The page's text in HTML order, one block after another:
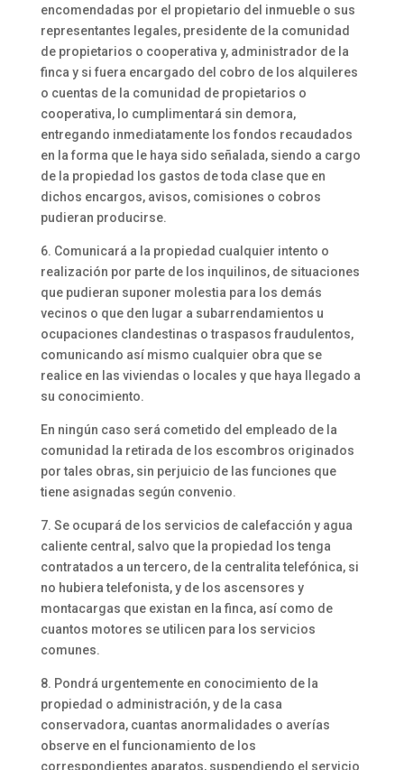
encomendadas por el propietario del inmueble o sus
representantes legales, presidente de la comunidad
de propietarios o cooperativa y, administrador de la
finca y si fuera encargado del cobro de los alquileres
o cuentas de la comunidad de propietarios o
cooperativa, lo cumplimentará sin demora,
entregando inmediatamente los fondos recaudados
en la forma que le haya sido señalada, siendo a cargo
de la propiedad los gastos de toda clase que en
dichos encargos, avisos, comisiones o cobros
pudieran producirse.
6. Comunicará a la propiedad cualquier intento o
realización por parte de los inquilinos, de situaciones
que pudieran suponer molestia para los demás
vecinos o que den lugar a subarrendamientos u
ocupaciones clandestinas o traspasos fraudulentos,
comunicando así mismo cualquier obra que se
realice en las viviendas o locales y que haya llegado a
su conocimiento.
En ningún caso será cometido del empleado de la
comunidad la retirada de los escombros originados
por tales obras, sin perjuicio de las funciones que
tiene asignadas según convenio.
7. Se ocupará de los servicios de calefacción y agua
caliente central, salvo que la propiedad los tenga
contratados a un tercero, de la centralita telefónica, si
no hubiera telefonista, y de los ascensores y
montacargas que existan en la finca, así como de
cuantos motores se utilicen para los servicios
comunes.
8. Pondrá urgentemente en conocimiento de la
propiedad o administración, y de la casa
conservadora, cuantas anormalidades o averías
observe en el funcionamiento de los
correspondientes aparatos, suspendiendo el servicio